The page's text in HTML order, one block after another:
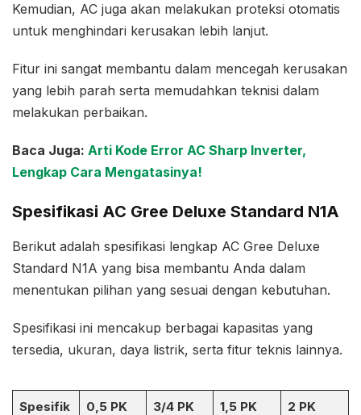
Kemudian, AC juga akan melakukan proteksi otomatis
untuk menghindari kerusakan lebih lanjut.
Fitur ini sangat membantu dalam mencegah kerusakan
yang lebih parah serta memudahkan teknisi dalam
melakukan perbaikan.
Baca Juga: Arti Kode Error AC Sharp Inverter,
Lengkap Cara Mengatasinya!
Spesifikasi AC Gree Deluxe Standard N1A
Berikut adalah spesifikasi lengkap AC Gree Deluxe
Standard N1A yang bisa membantu Anda dalam
menentukan pilihan yang sesuai dengan kebutuhan.
Spesifikasi ini mencakup berbagai kapasitas yang
tersedia, ukuran, daya listrik, serta fitur teknis lainnya.
Spesifik
0,5 PK 3/4 PK 1,5 PK 2 PK